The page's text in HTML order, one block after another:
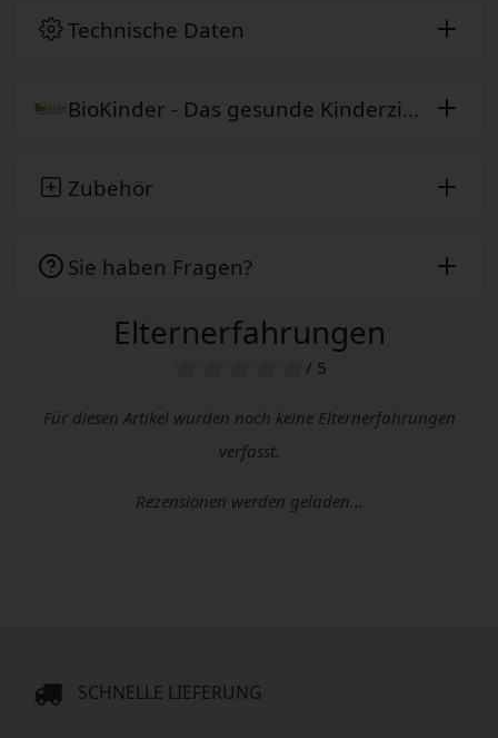
Technische Daten
BioKinder - Das gesunde Kinderzimmer
Zubehör
Sie haben Fragen?
Elternerfahrungen
/ 5
Für diesen Artikel wurden noch keine Elternerfahrungen
verfasst.
Rezensionen werden geladen...
SCHNELLE LIEFERUNG